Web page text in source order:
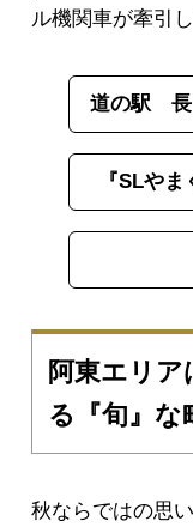
ル機関車が牽引
道の駅 長
『SLや
阿東エリ
る『旬』な
秋ならではの思